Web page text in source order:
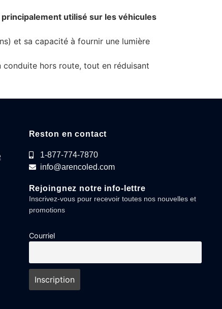
utilisé sur les véhicules
et sa capacité à fournir une lumière
hors route, tout en réduisant
Reston en contact
1-877-774-7870
info@arencoled.com
Rejoingnez notre info-lettre
Inscrivez-vous pour recevoir toutes nos nouvelles et
promotions
Courriel